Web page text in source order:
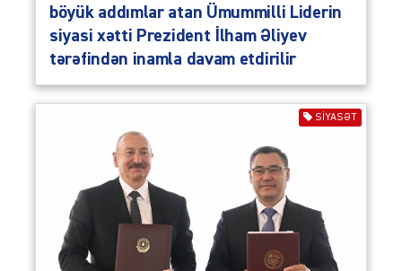
böyük addımlar atan Ümummilli Liderin
siyasi xətti Prezident İlham Əliyev
tərəfindən inamla davam etdirilir
SIYASƏT